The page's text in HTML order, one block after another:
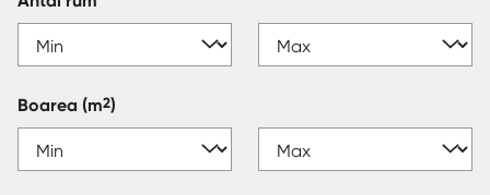
Boarea (m2)